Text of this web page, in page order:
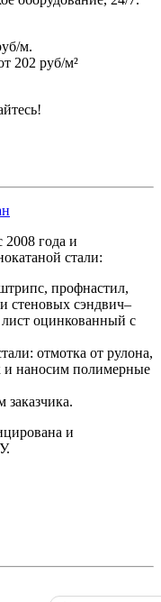
м.
202 руб/м²
года и
стали:
профнастил,
стеновых сэндвич–
оцинкованный с
отмотка от рулона,
и наносим полимерные
заказчика.
и